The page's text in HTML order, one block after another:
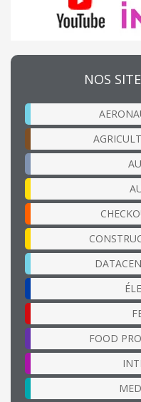
NOS
FOOD